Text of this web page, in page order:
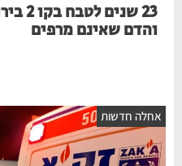
23
והדם שאינם מרפים
אחלה חדשות